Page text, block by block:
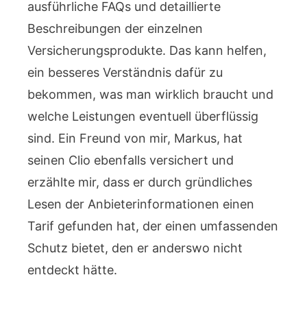
ausführliche FAQs und detaillierte
Beschreibungen der einzelnen
Versicherungsprodukte. Das kann helfen,
ein besseres Verständnis dafür zu
bekommen, was man wirklich braucht und
welche Leistungen eventuell überflüssig
sind. Ein Freund von mir, Markus, hat
seinen Clio ebenfalls versichert und
erzählte mir, dass er durch gründliches
Lesen der Anbieterinformationen einen
Tarif gefunden hat, der einen umfassenden
Schutz bietet, den er anderswo nicht
entdeckt hätte.